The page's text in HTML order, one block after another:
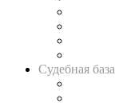
Судебная база